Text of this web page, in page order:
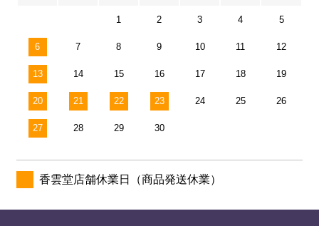
1 2 3 4 5
6 7 8 9 10 11 12
13 14 15 16 17 18 19
20 21 22 23 24 25 26
27 28 29 30
香雲堂店舗休業日（商品発送休業）